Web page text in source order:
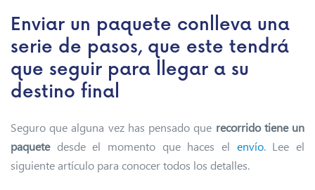
Enviar un paquete conlleva una
serie de pasos, que este tendrá
que seguir para llegar a su
destino final
Seguro que alguna vez has pensado que recorrido tiene un
paquetedesde el momento que haces el envío. Lee el
siguiente artículo para conocer todos los detalles.